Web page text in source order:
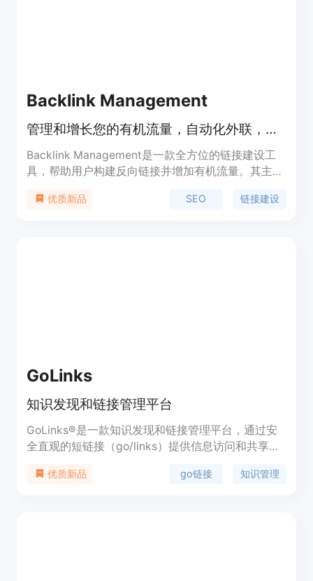
Backlink Management
管理和增长您的有机流量，自动化外联，监控链接，提升网站排名。
Backlink Management是一款全方位的链接建设工
具，帮助用户构建反向链接并增加有机流量。其主要
理。优质新品 SEO 链接建设
GoLinks
知识发现和链接管理平台
GoLinks®是一款知识发现和链接管理平台，通过安
全直观的短链接（go/links）提供信息访问和共享。
优质新品 go链接 知识管理